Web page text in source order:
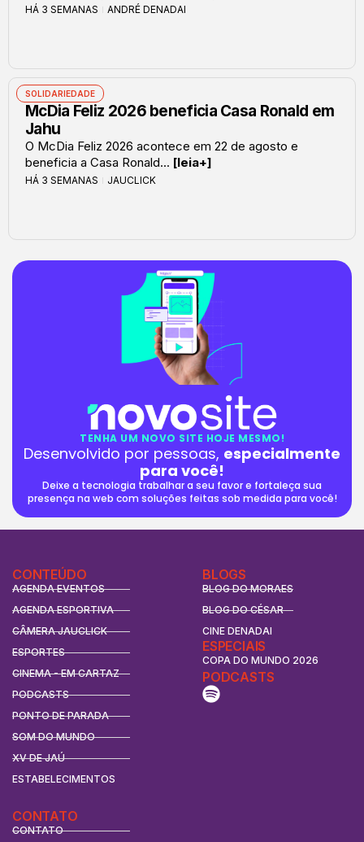
HÁ 3 SEMANAS ANDRÉ DENADAI
SOLIDARIEDADE
McDia Feliz 2026 beneficia Casa Ronald em
Jahu
O McDia Feliz 2026 acontece em 22 de agosto e
beneficia a Casa Ronald... [leia+]
HÁ 3 SEMANAS JAUCLICK
TENHA UM NOVO SITE HOJE MESMO!
Desenvolvido por pessoas, especialmente
para você!
Deixe a tecnologia trabalhar a seu favor e fortaleça sua
presença na web com soluções feitas sob medida para você!
CONTEÚDO
AGENDA EVENTOS
AGENDA ESPORTIVA
CÂMERA JAUCLICK
ESPORTES
CINEMA - EM CARTAZ
PODCASTS
PONTO DE PARADA
SOM DO MUNDO
XV DE JAÚ
ESTABELECIMENTOS
BLOGS
BLOG DO MORAES
BLOG DO CÉSAR
CINE DENADAI
ESPECIAIS
COPA DO MUNDO 2026
CONTATO
CONTATO
PODCASTS